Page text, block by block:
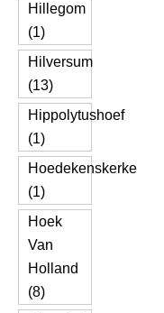
Hillegom
(1)
Hilversum
(13)
Hippolytushoef
(1)
Hoedekenskerke
(1)
Hoek
Van
Holland
(8)